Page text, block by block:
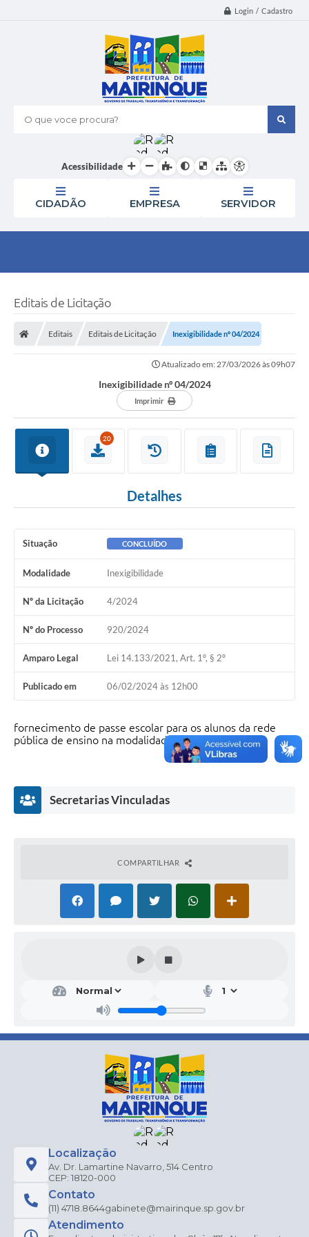
Login / Cadastro
O que voce procura?
Acessibilidade
CIDADÃO EMPRESA SERVIDOR
Editais de Licitação
Editais Editais de Licitação Inexigibilidade nº 04/2024
Atualizado em: 27/03/2026 às 09h07
Inexigibilidade nº 04/2024
Imprimir
20
Detalhes
Situação CONCLUÍDO
Modalidade Inexigibilidade
Nº da Licitação 4/2024
Nº do Processo 920/2024
Amparo Legal Lei 14.133/2021, Art. 1º, § 2º
Publicado em 06/02/2024 às 12h00
fornecimento de passe escolar para os alunos da rede
pública de ensino na modalidade NAM.
Secretarias Vinculadas
RET
NIC
A
Sand
ro
Mau
ro do
Nasc
imen
to
COMPARTILHAR
Localização
Av. Dr. Lamartine Navarro, 514 Centro
CEP: 18120-000
Contato
(11) 4718.8644gabinete@mairinque.sp.gov.br
Atendimento